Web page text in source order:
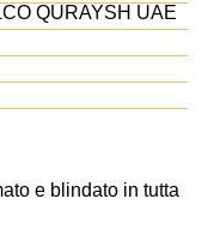
QURAYSH UAE
e blindato in tutta